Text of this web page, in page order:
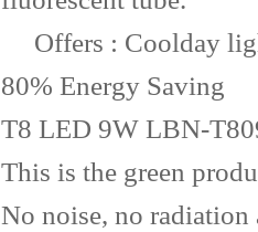
Offers : Coolday
80% Energy Saving
T8 LED 9W LBN-
This is the green
No noise, no radiation